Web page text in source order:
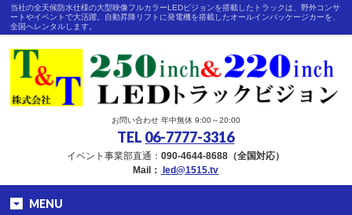
当社の全天候防水仕様の大型映像フルカラーLEDビジョンを搭載したトラックは、野外コンサ
ートやイベントで大活躍。自動昇降リフトに発電機を搭載したオールインパッケージカーを、
全国へレンタルします。
お問い合わせ 年中無休 9:00～20:00
TEL 06-7777-3316
イベント事業部直通：090-4644-8688（全国対応）
Mail：
led@1515.tv
MENU